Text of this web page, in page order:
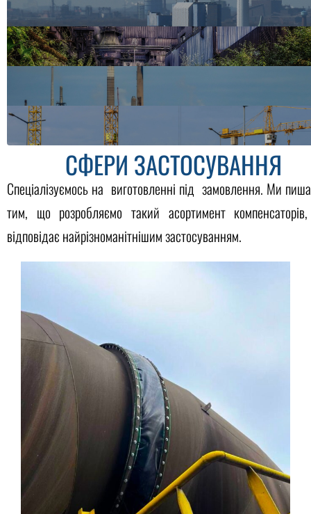
СФЕРИ ЗАСТОСУВАННЯ
Спеціалізуємось на виготовленні під замовлення. Ми
тим, що розробляємо такий асортимент
відповідає найрізноманітнішим застосуванням.